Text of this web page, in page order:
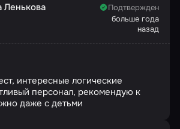
Ленькова
Подтвержден
больше года
назад
интересные логические
персонал, рекомендую к
даже с детьми